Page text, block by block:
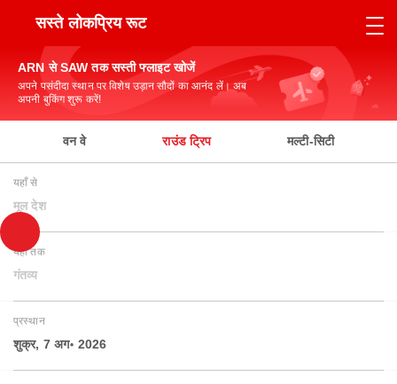
सस्ते लोकप्रिय रूट
ARN से SAW तक सस्ती फ्लाइट खोजें
अपने पसंदीदा स्थान पर विशेष उड़ान सौदों का आनंद लें। अब
अपनी बुकिंग शुरू करें!
वन वे राउंड ट्रिप मल्टी-सिटी
यहाँ से
मूल देश
यहाँ तक
गंतव्य
प्रस्थान
शुक्र, 7 अग॰ 2026